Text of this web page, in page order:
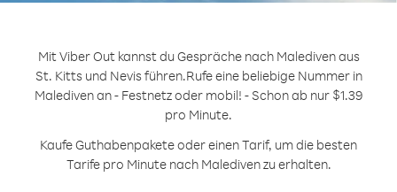
Mit Viber Out kannst du Gespräche nach Malediven aus
St. Kitts und Nevis führen.Rufe eine beliebige Nummer in
Malediven an - Festnetz oder mobil! - Schon ab nur $1.39
pro Minute.
Kaufe Guthabenpakete oder einen Tarif, um die besten
Tarife pro Minute nach Malediven zu erhalten.